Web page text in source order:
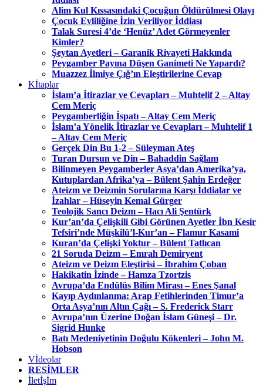
Alim Kul Kıssasındaki Çocuğun Öldürülmesi Olayı
Çocuk Evliliğine İzin Veriliyor İddiası
Talak Suresi 4’de ‘Henüz’ Adet Görmeyenler
Kimler?
Şeytan Ayetleri – Garanik Rivayeti Hakkında
Peygamber Payına Düşen Ganimeti Ne Yapardı?
Muazzez İlmiye Çığ’ın Eleştirilerine Cevap
Kİtaplar
İslam’a İtirazlar ve Cevapları – Muhtelif 2 – Altay
Cem Meriç
Peygamberliğin İspatı – Altay Cem Meriç
İslam’a Yönelik İtirazlar ve Cevapları – Muhtelif 1
– Altay Cem Meriç
Gerçek Din Bu 1-2 – Süleyman Ateş
Turan Dursun ve Din – Bahaddin Sağlam
Bilinmeyen Peygamberler Asya’dan Amerika’ya,
Kutuplardan Afrika’ya – Bülent Şahin Erdeğer
Ateizm ve Deizmin Sorularına Karşı İddialar ve
İzahlar – Hüseyin Kemal Gürger
Teolojik Sancı Deizm – Hacı Ali Şentürk
Kur’an’da Çelişkili Gibi Görünen Ayetler İbn Kesir
Tefsiri’nde Müşkilü’l-Kur’an – Flamur Kasami
Kuran’da Çelişki Yoktur – Bülent Tatlıcan
21 Soruda Deizm – Emrah Demiryent
Ateizm ve Deizm Eleştirisi – İbrahim Çoban
Hakikatin İzinde – Hamza Tzortzis
Avrupa’da Endülüs Bilim Mirası – Enes Şanal
Kayıp Aydınlanma: Arap Fetihlerinden Timur’a
Orta Asya’nın Altın Çağı – S. Frederick Starr
Avrupa’nın Üzerine Doğan İslam Güneşi – Dr.
Sigrid Hunke
Batı Medeniyetinin Doğulu Kökenleri – John M.
Hobson
Vİdeolar
RESİMLER
İletİşİm